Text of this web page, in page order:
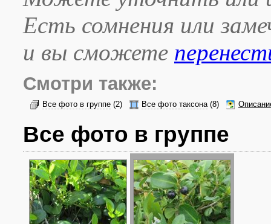
Есть сомнения или
и вы сможете
Смотри также:
Все фото в группе (2) Все фото таксона(8)
Все фото в группе